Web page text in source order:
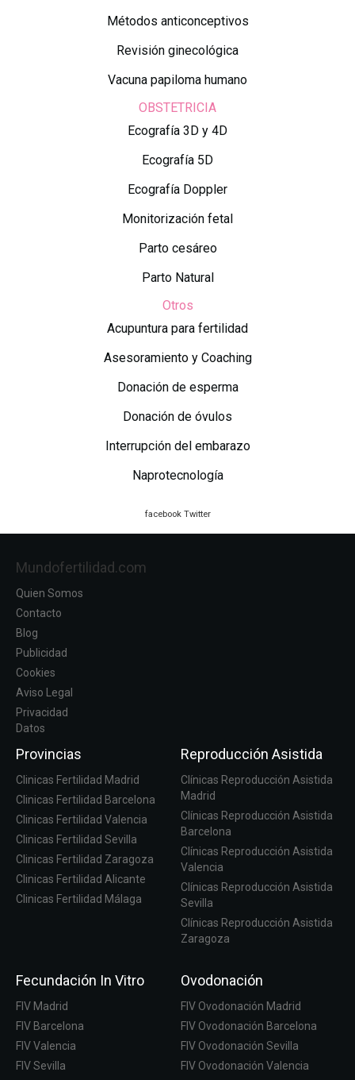
Métodos anticonceptivos
Revisión ginecológica
Vacuna papiloma humano
OBSTETRICIA
Ecografía 3D y 4D
Ecografía 5D
Ecografía Doppler
Monitorización fetal
Parto cesáreo
Parto Natural
Otros
Acupuntura para fertilidad
Asesoramiento y Coaching
Donación de esperma
Donación de óvulos
Interrupción del embarazo
Naprotecnología
facebook Twitter
Mundofertilidad.com
Quien Somos
Contacto
Blog
Publicidad
Cookies
Aviso Legal
Privacidad
Datos
Provincias
Clinicas Fertilidad Madrid
Clinicas Fertilidad Barcelona
Clinicas Fertilidad Valencia
Clinicas Fertilidad Sevilla
Clinicas Fertilidad Zaragoza
Clinicas Fertilidad Alicante
Clinicas Fertilidad Málaga
Reproducción Asistida
Clínicas Reproducción Asistida
Madrid
Clínicas Reproducción Asistida
Barcelona
Clínicas Reproducción Asistida
Valencia
Clínicas Reproducción Asistida
Sevilla
Clínicas Reproducción Asistida
Zaragoza
Fecundación In Vitro
FIV Madrid
FIV Barcelona
FIV Valencia
FIV Sevilla
Ovodonación
FIV Ovodonación Madrid
FIV Ovodonación Barcelona
FIV Ovodonación Sevilla
FIV Ovodonación Valencia